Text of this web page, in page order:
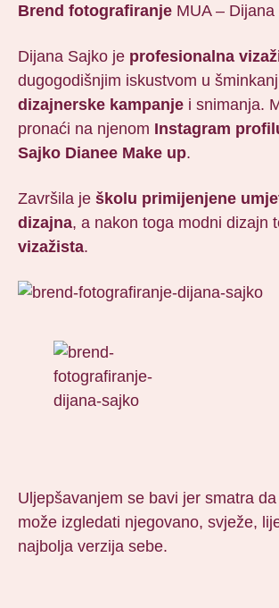
Brend fotografiranje MUA – Dijana
Dijana Sajko je profesionalna
dugogodišnjim iskustvom u
dizajnerske kampanje i snimanja.
pronaći na njenom Instagram
Sajko Dianee Make up.
Završila je školu primijenjene
dizajna, a nakon toga modni dizajn
vizažista.
Uljepšavanjem se bavi jer smatra
može izgledati njegovano, svježe,
najbolja verzija sebe.